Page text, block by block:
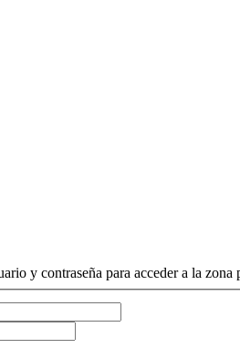
y contraseña para acceder a la zona